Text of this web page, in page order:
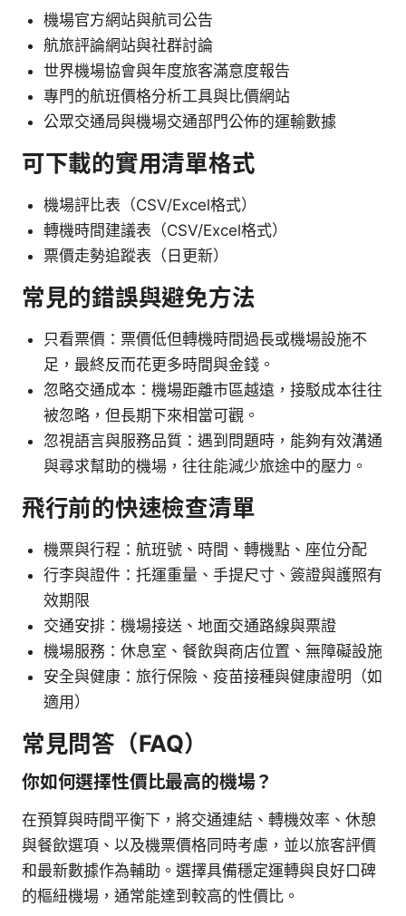
機場官方網站與航司公告
航旅評論網站與社群討論
世界機場協會與年度旅客滿意度報告
專門的航班價格分析工具與比價網站
公眾交通局與機場交通部門公佈的運輸數據
可下載的實用清單格式
機場評比表（CSV/Excel格式）
轉機時間建議表（CSV/Excel格式）
票價走勢追蹤表（日更新）
常見的錯誤與避免方法
只看票價：票價低但轉機時間過長或機場設施不
足，最終反而花更多時間與金錢。
忽略交通成本：機場距離市區越遠，接駁成本往往
被忽略，但長期下來相當可觀。
忽視語言與服務品質：遇到問題時，能夠有效溝通
與尋求幫助的機場，往往能減少旅途中的壓力。
飛行前的快速檢查清單
機票與行程：航班號、時間、轉機點、座位分配
行李與證件：托運重量、手提尺寸、簽證與護照有
效期限
交通安排：機場接送、地面交通路線與票證
機場服務：休息室、餐飲與商店位置、無障礙設施
安全與健康：旅行保險、疫苗接種與健康證明（如
適用）
常見問答（FAQ）
你如何選擇性價比最高的機場？
在預算與時間平衡下，將交通連結、轉機效率、休憩
與餐飲選項、以及機票價格同時考慮，並以旅客評價
和最新數據作為輔助。選擇具備穩定運轉與良好口碑
的樞紐機場，通常能達到較高的性價比。